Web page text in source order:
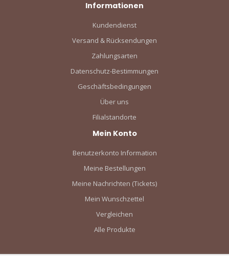
Informationen
Kundendienst
Versand & Rücksendungen
Zahlungsarten
Datenschutz-Bestimmungen
Geschäftsbedingungen
Über uns
Filialstandorte
Mein Konto
Benutzerkonto Information
Meine Bestellungen
Meine Nachrichten (Tickets)
Mein Wunschzettel
Vergleichen
Alle Produkte